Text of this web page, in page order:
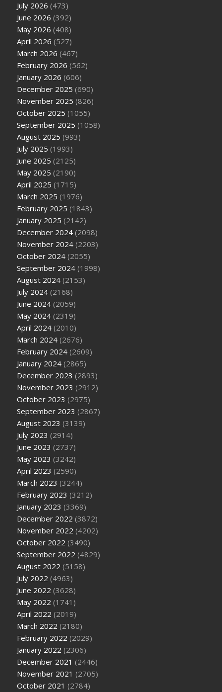
July 2026 (473)
June 2026 (392)
May 2026 (408)
April 2026 (527)
March 2026 (467)
February 2026 (562)
January 2026 (606)
December 2025 (690)
November 2025 (826)
October 2025 (1055)
September 2025 (1058)
August 2025 (993)
July 2025 (1993)
June 2025 (2125)
May 2025 (2190)
April 2025 (1715)
March 2025 (1976)
February 2025 (1843)
January 2025 (2142)
December 2024 (2098)
November 2024 (2203)
October 2024 (2055)
September 2024 (1998)
August 2024 (2153)
July 2024 (2168)
June 2024 (2059)
May 2024 (2319)
April 2024 (2010)
March 2024 (2676)
February 2024 (2609)
January 2024 (2865)
December 2023 (2893)
November 2023 (2912)
October 2023 (2975)
September 2023 (2867)
August 2023 (3139)
July 2023 (2914)
June 2023 (2737)
May 2023 (3242)
April 2023 (2590)
March 2023 (3244)
February 2023 (3212)
January 2023 (3369)
December 2022 (3872)
November 2022 (4202)
October 2022 (3490)
September 2022 (4829)
August 2022 (5158)
July 2022 (4963)
June 2022 (3628)
May 2022 (1741)
April 2022 (2019)
March 2022 (2180)
February 2022 (2029)
January 2022 (2306)
December 2021 (2446)
November 2021 (2705)
October 2021 (2784)